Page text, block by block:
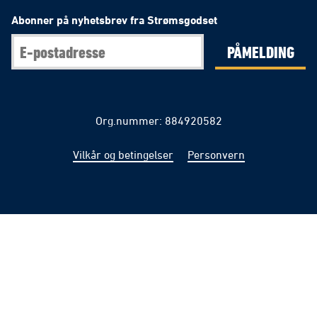
Abonner på nyhetsbrev fra Strømsgodset
PÅMELDING
Org.nummer: 884920582
Vilkår og betingelser Personvern